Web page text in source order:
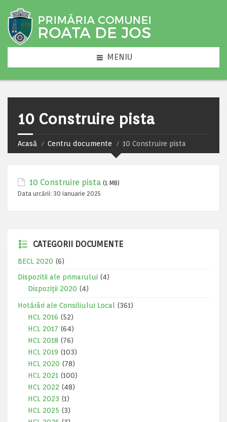
MENIU
10 Construire pista
Acasă Centru documente 10 Construire pista
10 Construire pista (1 MB)
Data urcării: 30 ianuarie 2025
CATEGORII DOCUMENTE
BECL 2020 (6)
Dispozitii ale primarului (4)
Dispoziții 2020 (4)
Hotărâri ale Consiliului Local
(361)
HCL 2016 (52)
HCL 2017 (64)
HCL 2018 (76)
HCL 2019 (103)
HCL 2020 (78)
HCL 2021 (100)
HCL 2022 (48)
HCL 2023 (1)
HCL 2025 (3)